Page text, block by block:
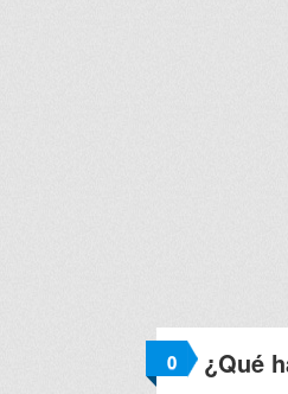
0
¿Qué